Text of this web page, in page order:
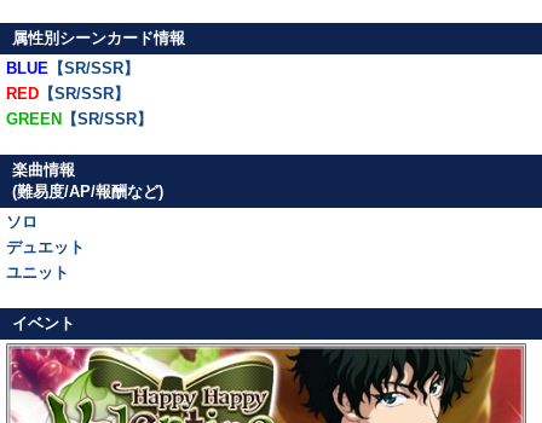
属性別シーンカード情報
BLUE 【SR/SSR】
RED 【SR/SSR】
GREEN 【SR/SSR】
楽曲情報
(難易度/AP/報酬など)
ソロ
デュエット
ユニット
イベント